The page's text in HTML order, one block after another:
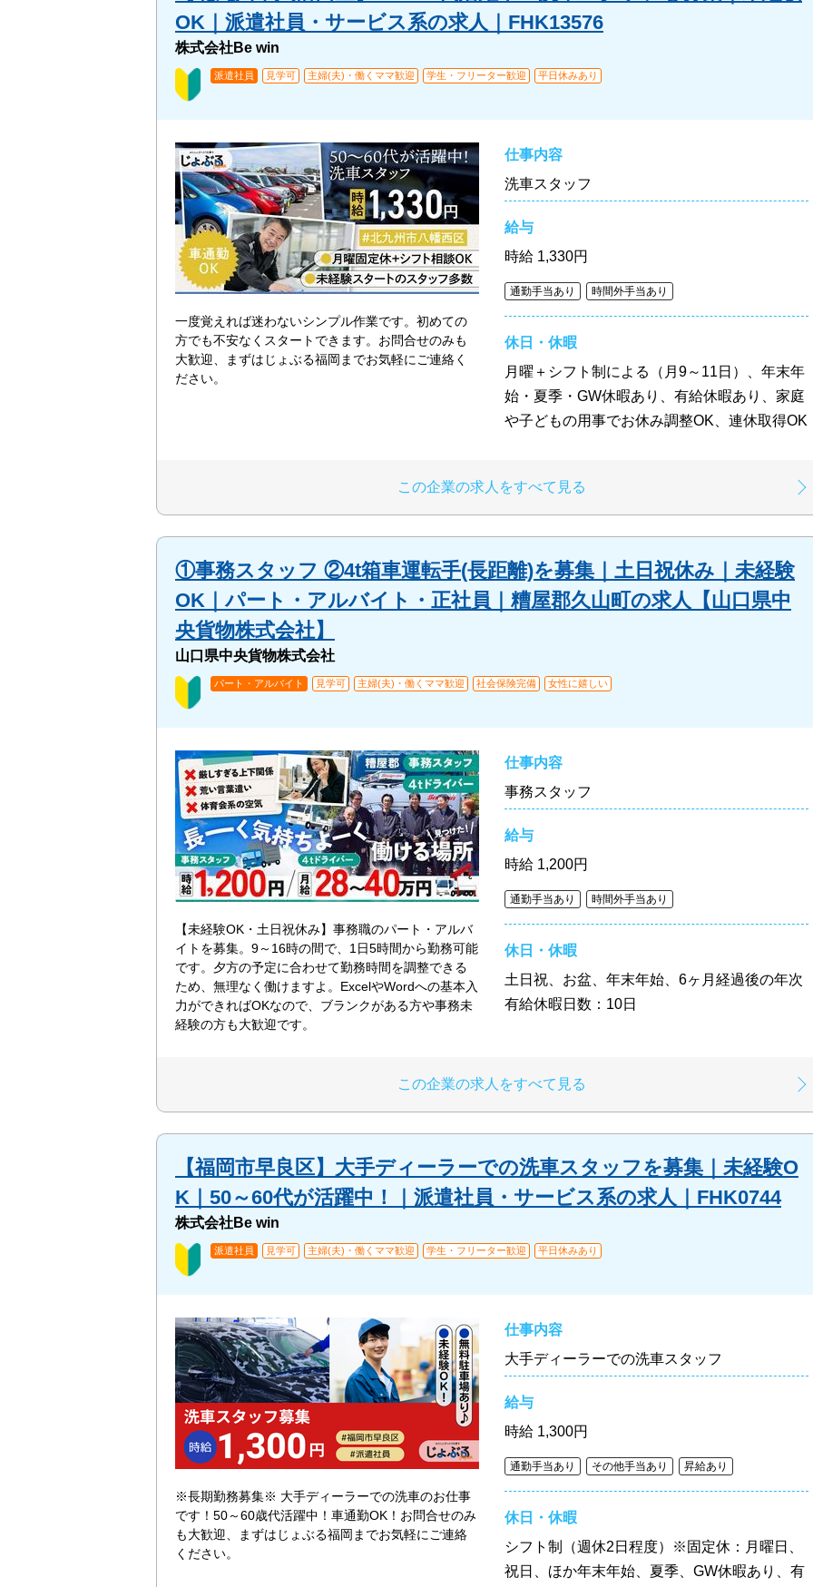
OK｜派遣社員・サービス系の求人｜FHK13576
株式会社Be win
派遣社員 見学可 主婦(夫)・働くママ歓迎 学生・フリーター歓迎 平日休みあり
一度覚えれば迷わないシンプル作業です。初めての
方でも不安なくスタートできます。お問合せのみも
大歓迎、まずはじょぶる福岡までお気軽にご連絡く
ださい。
仕事内容
洗車スタッフ
給与
時給 1,330円
通勤手当あり 時間外手当あり
休日・休暇
月曜＋シフト制による（月9～11日）、年末年
始・夏季・GW休暇あり、有給休暇あり、家庭
や子どもの用事でお休み調整OK、連休取得OK
この企業の求人をすべて見る
①事務スタッフ ②4t箱車運転手(長距離)を募集｜土日祝休み｜未経験
OK｜パート・アルバイト・正社員｜糟屋郡久山町の求人【山口県中
央貨物株式会社】
山口県中央貨物株式会社
パート・アルバイト 見学可 主婦(夫)・働くママ歓迎 社会保険完備 女性に嬉しい
【未経験OK・土日祝休み】事務職のパート・アルバ
イトを募集。9～16時の間で、1日5時間から勤務可能
です。夕方の予定に合わせて勤務時間を調整できる
ため、無理なく働けますよ。ExcelやWordへの基本入
力ができればOKなので、ブランクがある方や事務未
経験の方も大歓迎です。
仕事内容
事務スタッフ
給与
時給 1,200円
通勤手当あり 時間外手当あり
休日・休暇
土日祝、お盆、年末年始、6ヶ月経過後の年次
有給休暇日数：10日
この企業の求人をすべて見る
【福岡市早良区】大手ディーラーでの洗車スタッフを募集｜未経験O
K｜50～60代が活躍中！｜派遣社員・サービス系の求人｜FHK0744
株式会社Be win
派遣社員 見学可 主婦(夫)・働くママ歓迎 学生・フリーター歓迎 平日休みあり
※長期勤務募集※ 大手ディーラーでの洗車のお仕事
です！50～60歳代活躍中！車通勤OK！お問合せのみ
も大歓迎、まずはじょぶる福岡までお気軽にご連絡
ください。
仕事内容
大手ディーラーでの洗車スタッフ
給与
時給 1,300円
通勤手当あり その他手当あり 昇給あり
休日・休暇
シフト制（週休2日程度）※固定休：月曜日、
祝日、ほか年末年始、夏季、GW休暇あり、有